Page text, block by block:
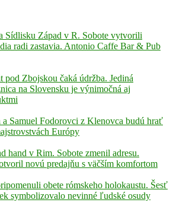
Sídlisku Západ v R. Sobote vytvorili
radi zastavia. Antonio Caffe Bar & Pub
pod Zbojskou čaká údržba. Jediná
na Slovensku je výnimočná aj
a Samuel Fodorovci z Klenovca budú hrať
Európy
hand v Rim. Sobote zmenil adresu.
novú predajňu s väčším komfortom
obete rómskeho holokaustu. Šesť
symbolizovalo nevinné ľudské osudy